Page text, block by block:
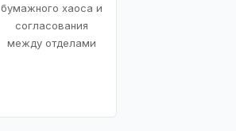
бумажного хаоса и
согласования
между отделами